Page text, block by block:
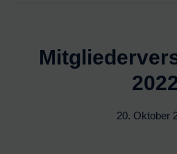
20. Oktober